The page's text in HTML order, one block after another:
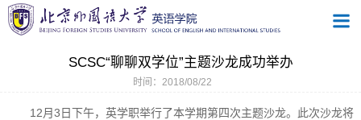
SCSC“聊聊双学位”主题沙龙成功举办
时间：2018/08/22
12月3日下午，英学职举行了本学期第四次主题沙龙。此次沙龙将